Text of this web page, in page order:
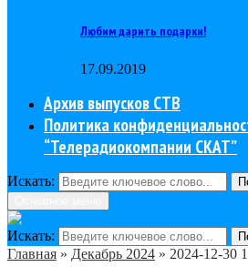
Любим дарить подарки!
17.09.2019
Архив выпусков СТВ
Политика
“Телерадиокомпании СКАТ”
Искать:
Искать:
Главная » Декабрь 2024 » 2024-12-30